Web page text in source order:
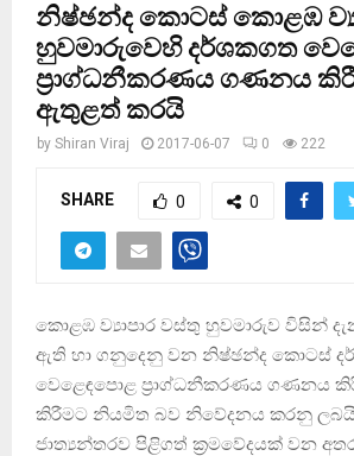
නිෂ්ඡන්ද කොටස් කොළඹ
හුවමාරුවෙහි දර්ශකගත
ප්‍රාග්ධනීකරණය ගණනය
ඇතුළත් කරයි
by Shiran Viraj 2017-06-07 0 222
SHARE 0 0
කොළඹ ව්‍යාපාර වස්තු හුවමාරුව විසින්
ඇති හා ගනුදෙනු වන නිෂ්ඡන්ද කොටස්
වෙළෙඳපොළ ප්‍රාග්ධනීකරණය ගණනය
කිරීමට නියමිත බව නිවේදනය කරනු ලබයි.
ජාත්‍යන්තරව පිළිගත් ක්‍රමවේදයක් වන